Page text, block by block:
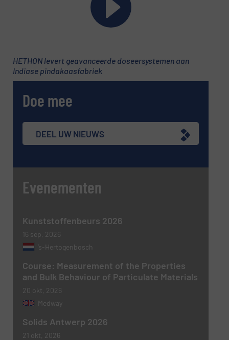
HETHON levert geavanceerde doseersystemen aan
Indiase pindakaasfabriek
Doe mee
DEEL UW NIEUWS
Evenementen
Kunststoffenbeurs 2026
16 sep, 2026
’s-Hertogenbosch
Course: Measurement of the Properties
and Bulk Behaviour of Particulate Materials
20 okt, 2026
Medway
Solids Antwerp 2026
21 okt, 2026